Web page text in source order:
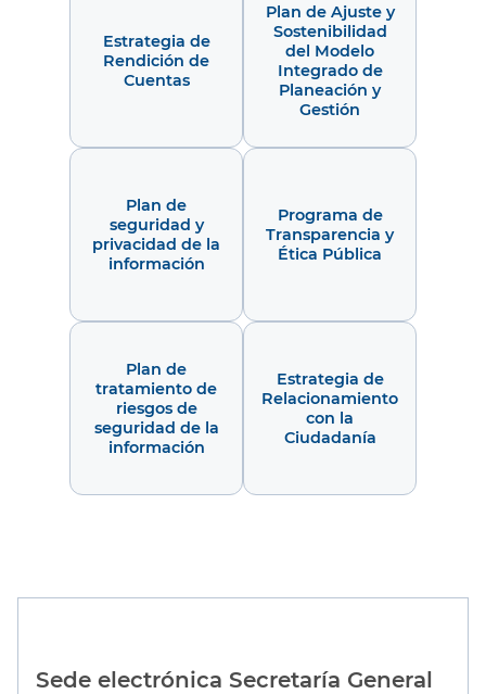
Estrategia de
Rendición de
Cuentas
Plan de Ajuste y
Sostenibilidad
del Modelo
Integrado de
Planeación y
Gestión
Plan de
seguridad y
privacidad de la
información
Programa de
Transparencia y
Ética Pública
Plan de
tratamiento de
riesgos de
seguridad de la
información
Estrategia de
Relacionamiento
con la
Ciudadanía
Sede electrónica Secretaría General